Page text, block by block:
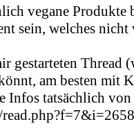
vegane Produkte
sein, welches nicht
gestarteten Thread
am besten mit
Infos tatsächlich von